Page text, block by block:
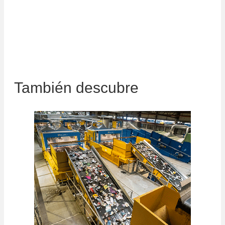
También descubre